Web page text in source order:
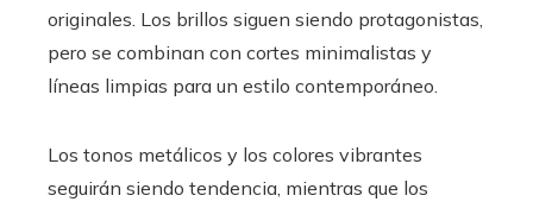
originales. Los brillos siguen siendo protagonistas,
pero se combinan con cortes minimalistas y
líneas limpias para un estilo contemporáneo.
Los tonos metálicos y los colores vibrantes
seguirán siendo tendencia, mientras que los